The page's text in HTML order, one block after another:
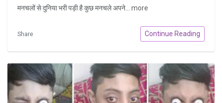
मनचलों से दुनिया भरी पड़ी है कुछ मनचले अपने... more
Share Continue Reading